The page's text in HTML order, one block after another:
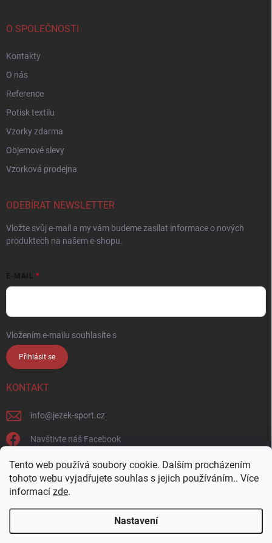
Tento web používá soubory cookie. Dalším procházením
tohoto webu vyjadřujete souhlas s jejich používáním.. Více
informací zde.
Nastavení
O SPOLEČNOSTI
Kontakty
O nás
Reference
Potisk textilu
Vzorky zdarma
Objemové slevy
Vzorková prodejna
ODEBÍRAT NEWSLETTER
Vložte svůj e-mail a my vám budeme zasílat informace o nových
produktech na našem e-shopu.
E-MAIL
Vložením e-mailu souhlasíte s
Přihlásit se
KONTAKT
info@jezek-sport.cz
Navštivte náš Facebook
jezek_sport_np/